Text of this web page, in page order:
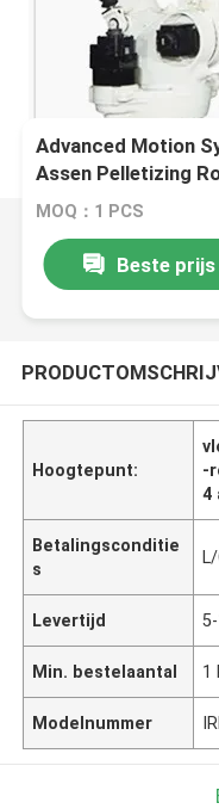
Advanced Motion
Assen Pelletizing
MOQ：1 PCS
Beste prijs
Hoogtepunt:
-
4
Betalingsconditie
s
Levertijd
Min. bestelaantal 1
Modelnummer